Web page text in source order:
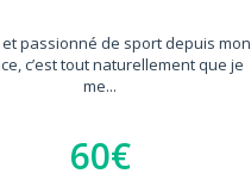
passionné de sport depuis mon
c’est tout naturellement que je
me...
60€